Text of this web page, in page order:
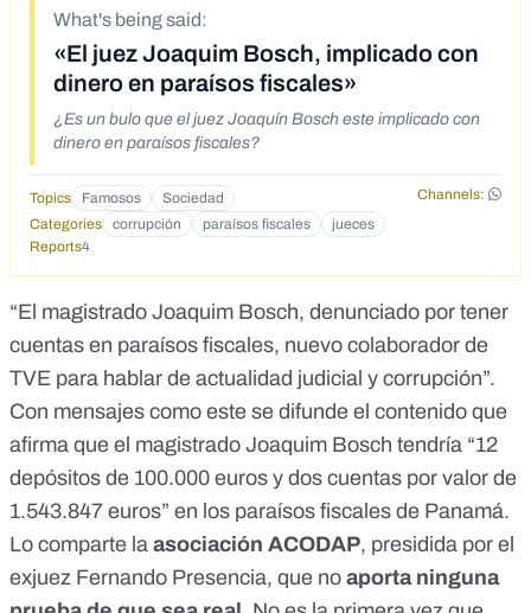
What's being said:
«El juez Joaquim Bosch, implicado con
dinero en paraísos fiscales»
¿Es un bulo que el juez Joaquín Bosch este implicado con
dinero en paraísos fiscales?
Topics Famosos Sociedad
Channels:
Categories
corrupción paraísos fiscales
jueces
Reports4
“El magistrado Joaquim Bosch, denunciado por tener
cuentas en paraísos fiscales, nuevo colaborador de
TVE para hablar de actualidad judicial y corrupción”.
Con mensajes como este se difunde el contenido que
afirma que el magistrado Joaquim Bosch tendría “12
depósitos de 100.000 euros y dos cuentas por valor de
1.543.847 euros” en los paraísos fiscales de Panamá.
Lo comparte la asociación ACODAP, presidida por el
exjuez Fernando Presencia, que no aporta ninguna